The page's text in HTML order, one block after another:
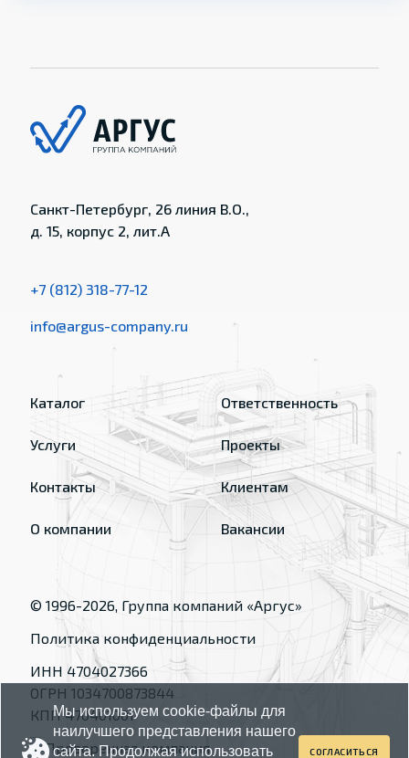
Санкт-Петербург, 26 линия В.О.,
д. 15, корпус 2, лит.А
+7 (812) 318-77-12
info@argus-company.ru
Каталог
Услуги
Контакты
О компании
Ответственность
Проекты
Клиентам
Вакансии
© 1996-2026, Группа компаний «Аргус»
Политика конфиденциальности
ИНН 4704027366
ОГРН 1034700873844
КПП 470401001
Мы используем cookie-файлы для
наилучшего представления нашего
сайта. Продолжая использовать
СОГЛАСИТЬСЯ